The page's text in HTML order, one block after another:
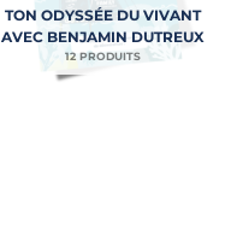
TON ODYSSÉE DU VIVANT
AVEC BENJAMIN DUTREUX
12 PRODUITS